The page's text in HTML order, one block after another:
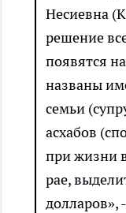
Несиевна
решение
появятся
названы
семьи
асхабов
при жизни
рае,
долларов»,